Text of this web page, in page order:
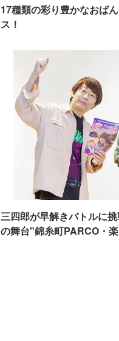
17種類の彩り豊かなおば
ス！
三四郎が早解きバトルに
の舞台"錦糸町PARCO・